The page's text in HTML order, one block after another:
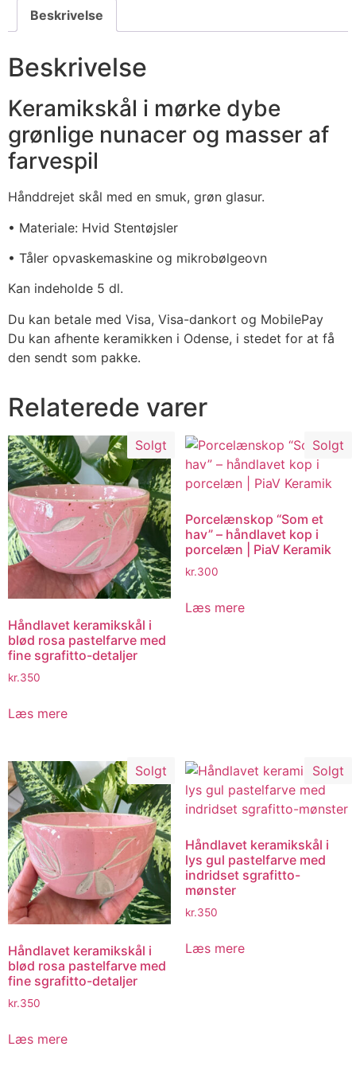
Beskrivelse
Beskrivelse
Keramikskål i mørke dybe
grønlige nunacer og masser af
farvespil
Hånddrejet skål med en smuk, grøn glasur.
• Materiale: Hvid Stentøjsler
• Tåler opvaskemaskine og mikrobølgeovn
Kan indeholde 5 dl.
Du kan betale med Visa, Visa-dankort og MobilePay
Du kan afhente keramikken i Odense, i stedet for at få
den sendt som pakke.
Relaterede varer
Solgt
Håndlavet keramikskål i
blød rosa pastelfarve med
fine sgrafitto-detaljer
kr.350
Læs mere
Solgt
Porcelænskop “Som et
hav” – håndlavet kop i
porcelæn | PiaV Keramik
kr.300
Læs mere
Solgt
Håndlavet keramikskål i
blød rosa pastelfarve med
fine sgrafitto-detaljer
kr.350
Læs mere
Solgt
Håndlavet keramikskål i
lys gul pastelfarve med
indridset sgrafitto-
mønster
kr.350
Læs mere